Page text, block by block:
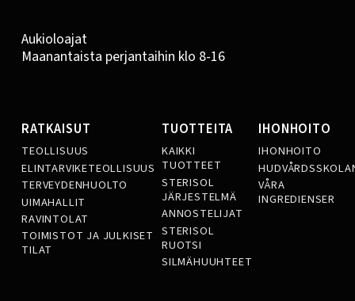
Aukioloajat
Maanantaista perjantaihin klo 8-16
RATKAISUT
TEOLLISUUS
ELINTARVIKETEOLLISUUS
TERVEYDENHUOLTO
UIMAHALLIT
RAVINTOLAT
TOIMISTOT JA JULKISET
TILAT
TUOTTEITA
KAIKKI
TUOTTEET
STERISOL
JÄRJESTELMÄ
ANNOSTELIJAT
STERISOL
RUOTSI
SILMÄHUUHTEET
IHONHOITO
IHONHOITO
VÅRA
INGREDIENSER